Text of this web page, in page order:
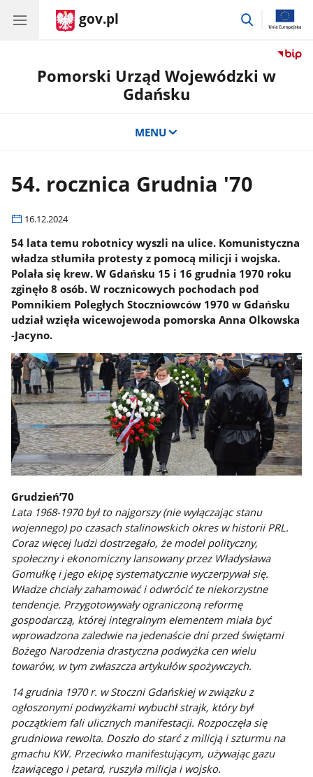
gov.pl
przejdź
Pomorski Urząd Wojewódzki w
Gdańsku
MENU
54. rocznica Grudnia '70
16.12.2024
54 lata temu robotnicy wyszli na ulice. Komunistyczna
władza stłumiła protesty z pomocą milicji i wojska.
Polała się krew. W Gdańsku 15 i 16 grudnia 1970 roku
zginęło 8 osób. W rocznicowych pochodach pod
Pomnikiem Poległych Stoczniowców 1970 w Gdańsku
udział wzięła wicewojewoda pomorska Anna Olkowska
-Jacyno.
Grudzień’70
Lata 1968-1970 był to najgorszy (nie wyłączając stanu
wojennego) po czasach stalinowskich okres w historii PRL.
Coraz więcej ludzi dostrzegało, że model polityczny,
społeczny i ekonomiczny lansowany przez Władysława
Gomułkę i jego ekipę systematycznie wyczerpywał się.
Władze chciały zahamować i odwrócić te niekorzystne
tendencje. Przygotowywały ograniczoną reformę
gospodarczą, której integralnym elementem miała być
wprowadzona zaledwie na jedenaście dni przed świętami
Bożego Narodzenia drastyczna podwyżka cen wielu
towarów, w tym zwłaszcza artykułów spożywczych.
14 grudnia 1970 r. w Stoczni Gdańskiej w związku z
ogłoszonymi podwyżkami wybuchł strajk, który był
początkiem fali ulicznych manifestacji. Rozpoczęła się
grudniowa rewolta. Doszło do starć z milicją i szturmu na
gmachu KW. Przeciwko manifestującym, używając gazu
łzawiącego i petard, ruszyła milicja i wojsko.